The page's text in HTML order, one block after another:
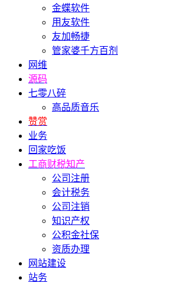
金蝶软件
用友软件
友加畅捷
管家婆千方百剂
网维
源码
七零八碎
高品质音乐
赞赏
业务
回家吃饭
工商财税知产
公司注册
会计税务
公司注销
知识产权
公积金社保
资质办理
网站建设
站务